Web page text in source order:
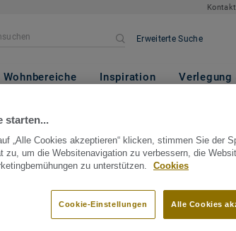
Erweiterte Suche
Wohnbereiche Inspiration Verlegung
sagl
Tessin, Switzerland
starten...
„Alle Cookies akzeptieren“ klicken, stimmen Sie der
zu, um die Websitenavigation zu verbessern, die
zu unterstützen.
Cookies
Alle Cookies
Cookie-Einstellungen